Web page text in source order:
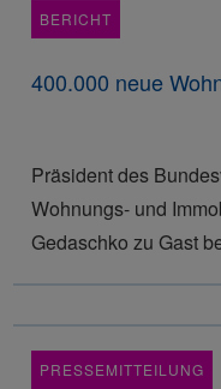
BERICHT
400.000 neue
Präsident des
Wohnungs- und
Gedaschko zu Gast
PRESSEMITTEILUNG